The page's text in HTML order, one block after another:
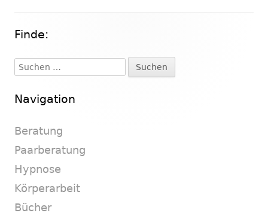
Haupt-
Seitenleiste
Finde:
Suchen
nach:
Navigation
Beratung
Paarberatung
Hypnose
Körperarbeit
Bücher